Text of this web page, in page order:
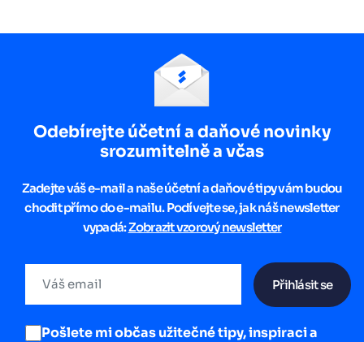
Odebírejte účetní a daňové novinky
srozumitelně a včas
Zadejte váš e-mail a naše účetní a daňové tipy vám budou
chodit přímo do e-mailu. Podívejte se, jak náš newsletter
vypadá:Zobrazit vzorový newsletter
Přihlásit se
Pošlete mi občas užitečné tipy, inspiraci a